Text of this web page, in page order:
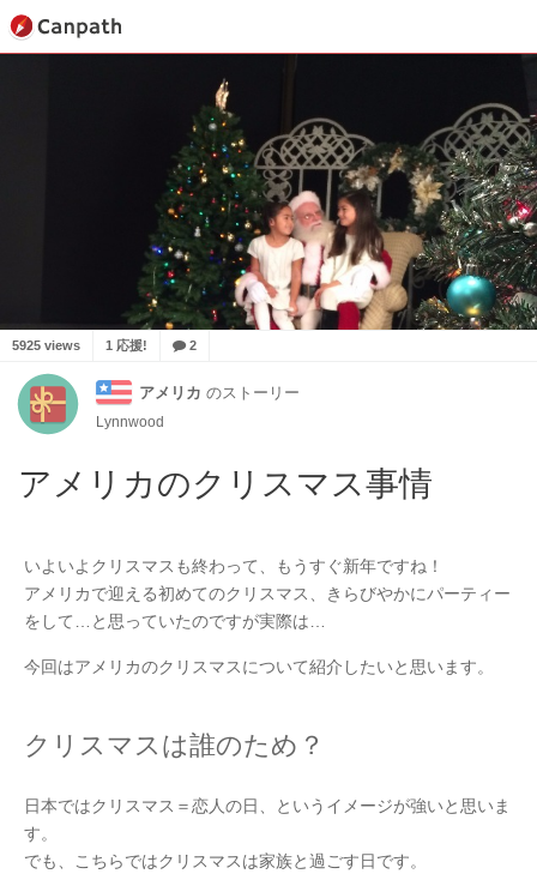
5925 views 1 応援! 2
アメリカ のストーリー
Lynnwood
アメリカのクリスマス事情
いよいよクリスマスも終わって、もうすぐ新年ですね！
アメリカで迎える初めてのクリスマス、きらびやかにパーティー
をして…と思っていたのですが実際は…
今回はアメリカのクリスマスについて紹介したいと思います。
クリスマスは誰のため？
日本ではクリスマス＝恋人の日、というイメージが強いと思いま
す。
でも、こちらではクリスマスは家族と過ごす日です。